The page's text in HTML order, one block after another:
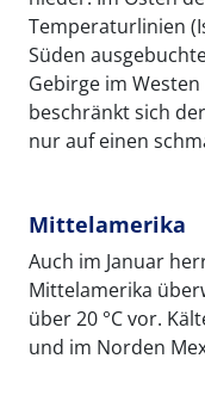
Temperaturlinien
Süden
Gebirge im
beschränkt sich
nur auf einen
Mittelamerika
Auch im Januar
Mittelamerika
über 20 °C vor.
und im Norden